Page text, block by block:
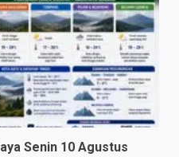
Senin 10 Agustus